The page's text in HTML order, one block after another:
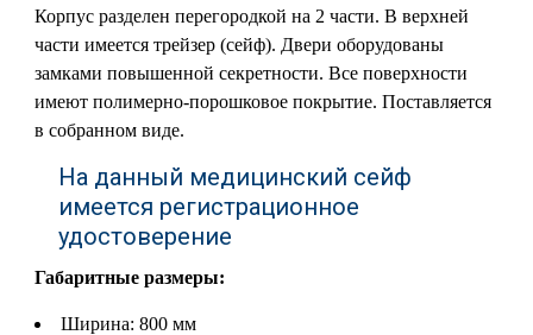
Корпус разделен перегородкой на 2 части. В верхней
части имеется трейзер (сейф). Двери оборудованы
замками повышенной секретности. Все поверхности
имеют полимерно-порошковое покрытие. Поставляется
в собранном виде.
На данный медицинский сейф
имеется регистрационное
удостоверение
Габаритные размеры:
Ширина: 800 мм